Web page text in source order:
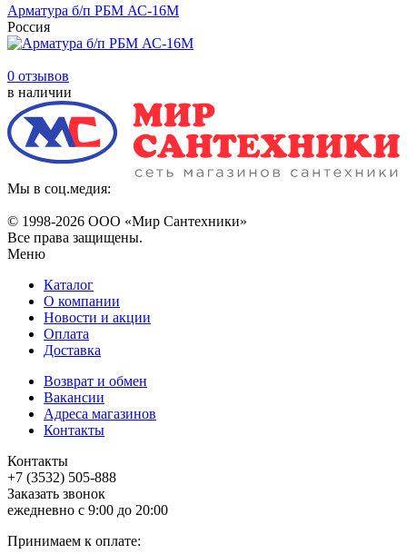
Арматура б/п РБМ АС-16М
Россия
0 отзывов
в наличии
Мы в соц.медия:
© 1998-2026 ООО «Мир Сантехники»
Все права защищены.
Меню
Каталог
О компании
Новости и акции
Оплата
Доставка
Возврат и обмен
Вакансии
Адреса магазинов
Контакты
Контакты
+7 (3532) 505-888
Заказать звонок
ежедневно с 9:00 до 20:00
Принимаем к оплате: